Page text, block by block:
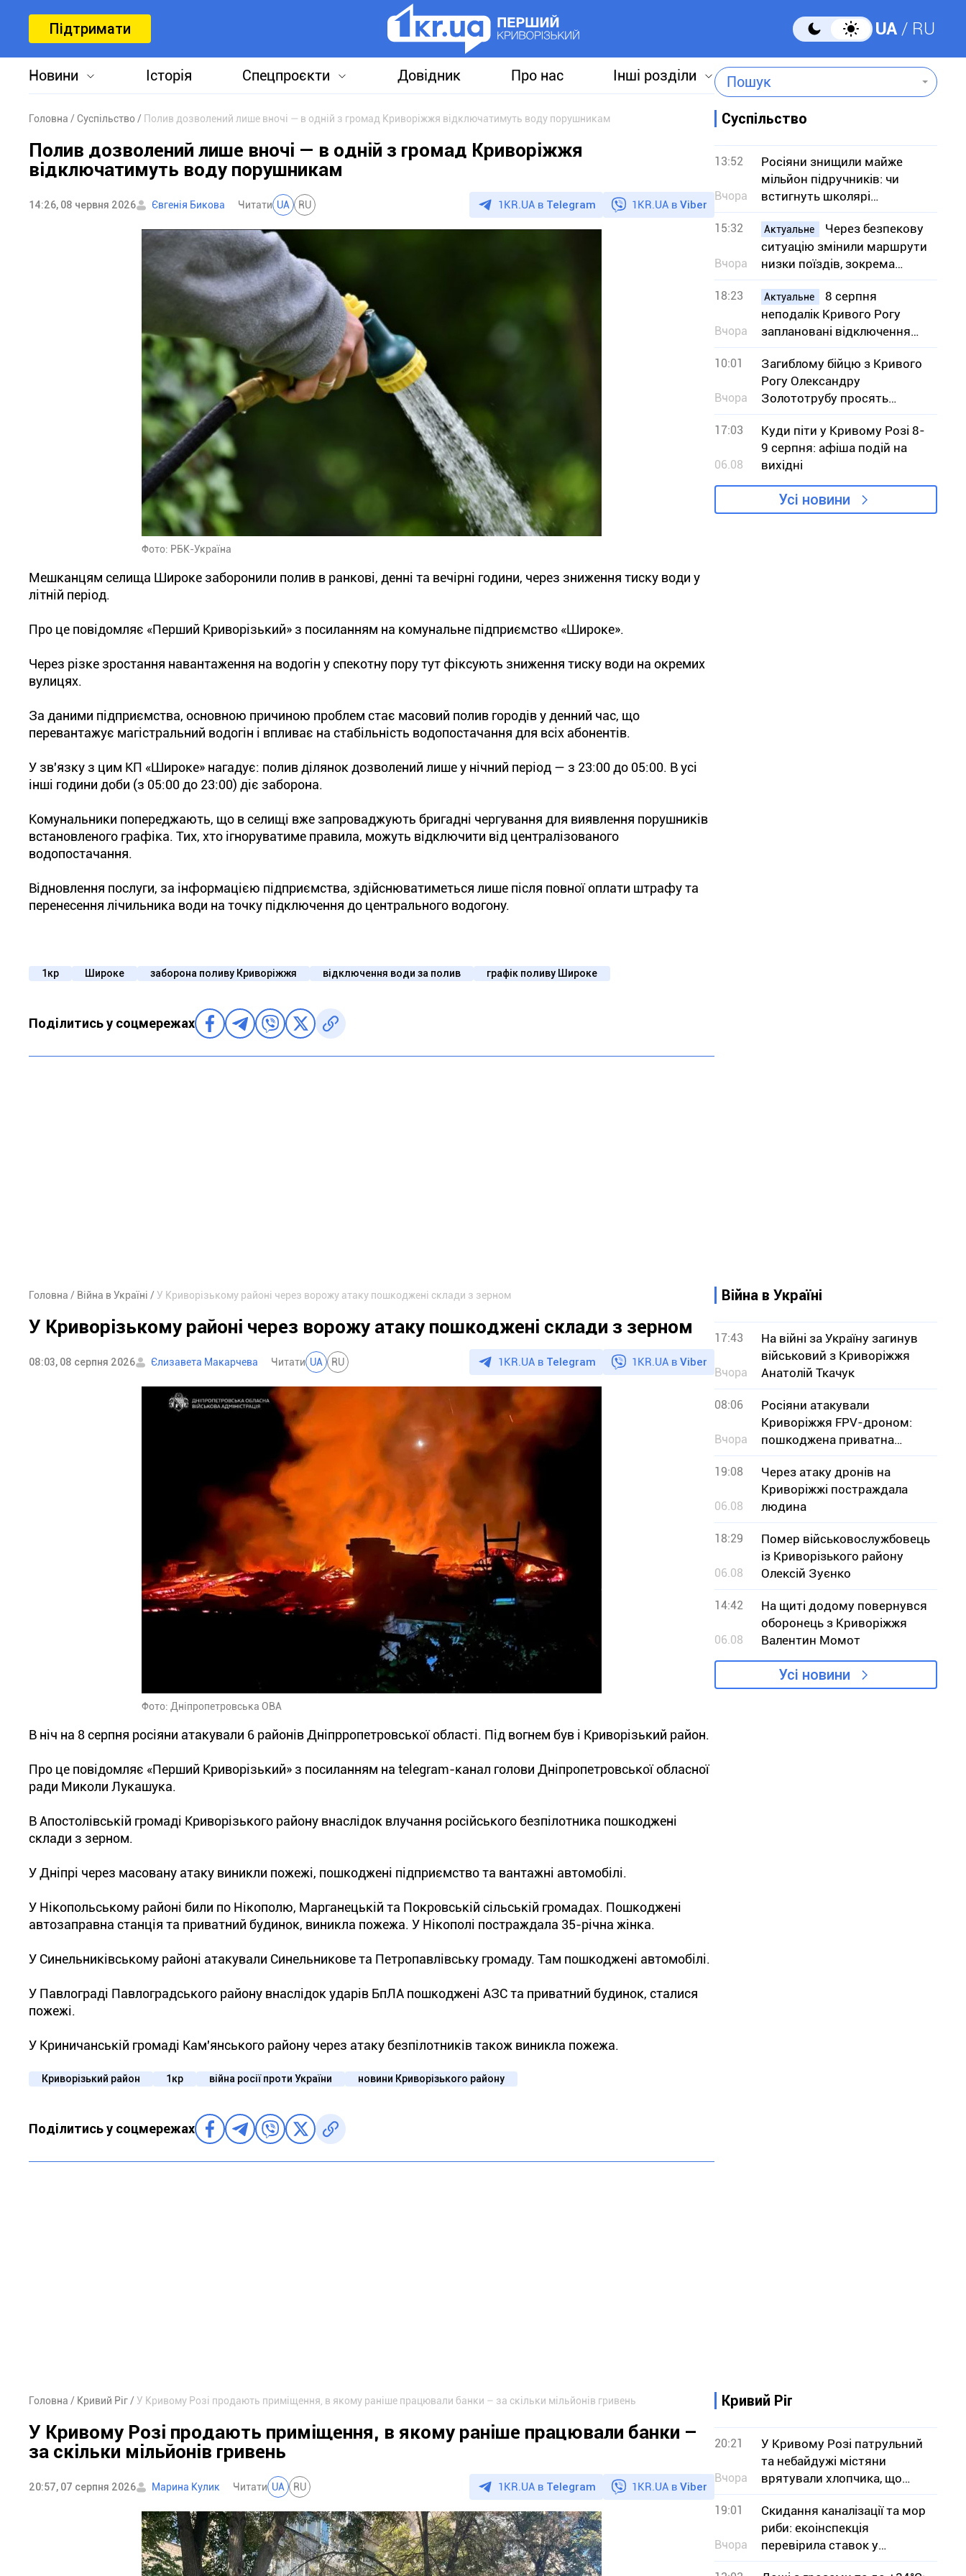
Підтримати UA RU
Новини Історія Спецпроєкти Довідник Про нас Інші розділи Пошук
Головна Суспільство Полив дозволений лише вночі — в одній з громад Криворіжжя відключатимуть воду порушникам
Полив дозволений лише вночі — в одній з громад Криворіжжя
відключатимуть воду порушникам
14:26, 08 червня 2026 Євгенія Бикова Читати UA RU 1KR.UA в Telegram 1KR.UA в Viber
Фото: РБК-Україна
Мешканцям селища Широке заборонили полив в ранкові, денні та вечірні години, через зниження тиску води у
літній період.
Про це повідомляє «Перший Криворізький» з посиланням на комунальне підприємство «Широке».
Через різке зростання навантаження на водогін у спекотну пору тут фіксують зниження тиску води на окремих
вулицях.
За даними підприємства, основною причиною проблем стає масовий полив городів у денний час, що
перевантажує магістральний водогін і впливає на стабільність водопостачання для всіх абонентів.
У зв'язку з цим КП «Широке» нагадує: полив ділянок дозволений лише у нічний період — з 23:00 до 05:00. В усі
інші години доби (з 05:00 до 23:00) діє заборона.
Комунальники попереджають, що в селищі вже запроваджують бригадні чергування для виявлення порушників
встановленого графіка. Тих, хто ігноруватиме правила, можуть відключити від централізованого
водопостачання.
Відновлення послуги, за інформацією підприємства, здійснюватиметься лише після повної оплати штрафу та
перенесення лічильника води на точку підключення до центрального водогону.
1кр Широке заборона поливу Криворіжжя відключення води за полив графік поливу Широке
Поділитись у соцмережах
Суспільство
13:52
Вчора
Росіяни знищили майже
мільйон підручників: чи
встигнуть школярі
отримати книги до
навчального року
15:32
Вчора
Актуальне
Через безпекову
ситуацію змінили маршрути
низки поїздів, зокрема
сполученням з Кривим
Рогом
18:23
Вчора
Актуальне
8 серпня
неподалік Кривого Рогу
заплановані відключення
світла – адреси
10:01
Вчора
Загиблому бійцю з Кривого
Рогу Олександру
Золототрубу просять
присвоїти звання Героя
України
17:03
06.08
Куди піти у Кривому Розі 8-
9 серпня: афіша подій на
вихідні
Усі новини
Головна Війна в Україні У Криворізькому районі через ворожу атаку пошкоджені склади з зерном
У Криворізькому районі через ворожу атаку пошкоджені склади з зерном
08:03, 08 серпня 2026 Єлизавета Макарчева Читати UA RU 1KR.UA в Telegram 1KR.UA в Viber
Фото: Дніпропетровська ОВА
В ніч на 8 серпня росіяни атакували 6 районів Дніпрропетровської області. Під вогнем був і Криворізький район.
Про це повідомляє «Перший Криворізький» з посиланням на telegram-канал голови Дніпропетровської обласної
ради Миколи Лукашука.
В Апостолівській громаді Криворізького району внаслідок влучання російського безпілотника пошкоджені
склади з зерном.
У Дніпрі через масовану атаку виникли пожежі, пошкоджені підприємство та вантажні автомобілі.
У Нікопольському районі били по Нікополю, Марганецькій та Покровській сільській громадах. Пошкоджені
автозаправна станція та приватний будинок, виникла пожежа. У Нікополі постраждала 35-річна жінка.
У Синельниківському районі атакували Синельникове та Петропавлівську громаду. Там пошкоджені автомобілі.
У Павлограді Павлоградського району внаслідок ударів БпЛА пошкоджені АЗС та приватний будинок, сталися
пожежі.
У Криничанській громаді Кам'янського району через атаку безпілотників також виникла пожежа.
Криворізький район 1кр війна росії проти України новини Криворізького району
Поділитись у соцмережах
Війна в Україні
17:43
Вчора
На війні за Україну загинув
військовий з Криворіжжя
Анатолій Ткачук
08:06
Вчора
Росіяни атакували
Криворіжжя FPV-дроном:
пошкоджена приватна
оселя
19:08
06.08
Через атаку дронів на
Криворіжжі постраждала
людина
18:29
06.08
Помер військовослужбовець
із Криворізького району
Олексій Зуєнко
14:42
06.08
На щиті додому повернувся
оборонець з Криворіжжя
Валентин Момот
Усі новини
Головна Кривий Ріг У Кривому Розі продають приміщення, в якому раніше працювали банки – за скільки мільйонів гривень
У Кривому Розі продають приміщення, в якому раніше працювали банки –
за скільки мільйонів гривень
20:57, 07 серпня 2026 Марина Кулик Читати UA RU 1KR.UA в Telegram 1KR.UA в Viber
Кривий Ріг
20:21
Вчора
У Кривому Розі патрульний
та небайдужі містяни
врятували хлопчика, що
тонув
19:01
Вчора
Скидання каналізації та мор
риби: екоінспекція
перевірила ставок у
Кривому Розі